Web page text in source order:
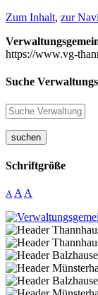
Zum Inhalt, zur
https://www.vg-
Suche
suchen
Schriftgröße
A A A